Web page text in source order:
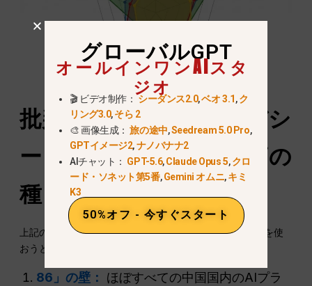
批判的な比較：プライバシ
ーと「アクセス」の頭痛の
種
上記のモデルは強力だが、Redditのユーザーは、それらを使
おうとする際に2つの大きな問題点を挙げることが多い：
86」の壁：
ほぼすべての中国国内のAIプラ
グローバルGPT
オールインワンAIスタ
ジオ
🎬 ビデオ制作：シーダンス2.0,ベオ 3.1,ク
リング3.0,そら 2
🎨 画像生成：旅の途中,Seedream 5.0 Pro,
GPTイメージ2,ナノバナナ2
AIチャット： GPT-5.6,Claude Opus 5,クロ
ード・ソネット第5番,Gemini オムニ,キミ
K3
50%オフ - 今すぐスタート